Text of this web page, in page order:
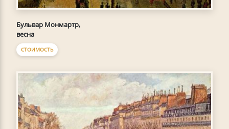
Бульвар Монмартр,
весна
СТОИМОСТЬ